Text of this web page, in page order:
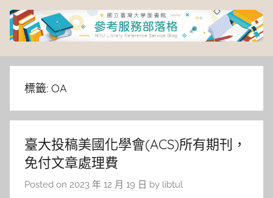
Skip
content
臺
灣
大
學
圖
標籤: OA
臺大投稿美國化學會(ACS)所有期刊，
免付文章處理費
Posted on 2023 年 12 月 19 日 by libtul